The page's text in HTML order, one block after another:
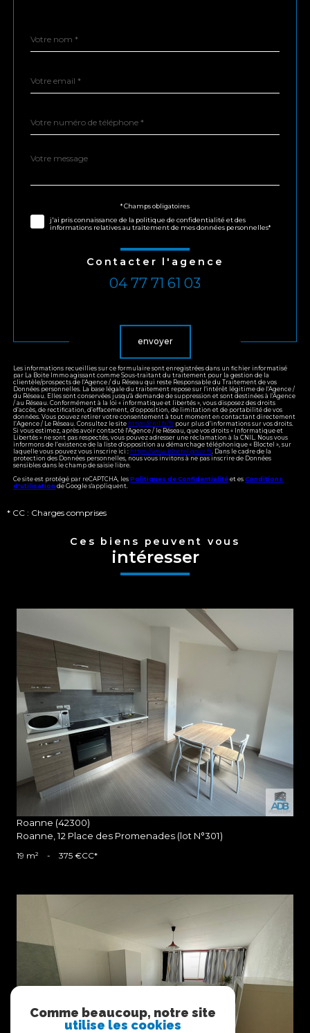
par
*
*
*
Fieldset
Message
*
* Champs obligatoires
j'ai pris connaissance de la politique de confidentialité et des
informations relatives au traitement de mes données personnelles*
Contacter l'agence
04 77 71 61 03
envoyer
Les informations recueillies sur ce formulaire sont enregistrées dans un fichier informatisé
par La Boite Immo agissant comme Sous-traitant du traitement pour la gestion de la
clientèle/prospects de l'Agence / du Réseau qui reste Responsable du Traitement de vos
Données personnelles. La base légale du traitement repose sur l'intérêt légitime de l'Agence /
du Réseau. Elles sont conservées jusqu'à demande de suppression et sont destinées à l'Agence
/ au Réseau. Conformément à la loi « informatique et libertés », vous disposez des droits
d’accès, de rectification, d’effacement, d’opposition, de limitation et de portabilité de vos
données. Vous pouvez retirer votre consentement à tout moment en contactant directement
l’Agence / Le Réseau. Consultez le site https://cnil.fr/fr pour plus d’informations sur vos droits.
Si vous estimez, après avoir contacté l'Agence / le Réseau, que vos droits « Informatique et
Libertés » ne sont pas respectés, vous pouvez adresser une réclamation à la CNIL. Nous vous
informons de l’existence de la liste d'opposition au démarchage téléphonique « Bloctel », sur
laquelle vous pouvez vous inscrire ici : https://www.bloctel.gouv.fr. Dans le cadre de la
protection des Données personnelles, nous vous invitons à ne pas inscrire de Données
sensibles dans le champ de saisie libre.
Ce site est protégé par reCAPTCHA, les Politiques de Confidentialité et es Conditions
d'utilisation de Google s'appliquent.
* CC : Charges comprises
Ces biens peuvent vous
intéresser
voir le bien
Roanne (42300)
Roanne, 12 Place des Promenades (lot N°301)
19 m² - 375 €CC*
Comme beaucoup, notre site
utilise les cookies